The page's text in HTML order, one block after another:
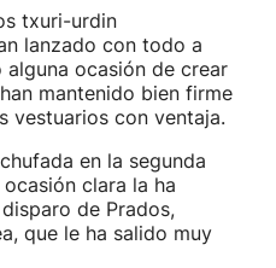
txuri-urdin
lanzado con todo a
ocasión de crear
mantenido bien firme
vestuarios con ventaja.
en la segunda
clara la ha
de Prados,
que le ha salido muy